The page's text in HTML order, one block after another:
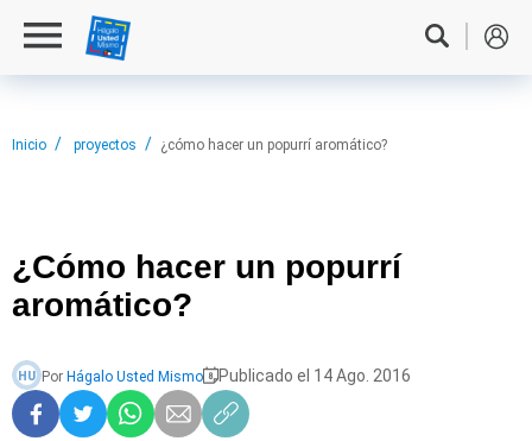
Inicio proyectos ¿cómo hacer un popurrí aromático?
¿Cómo hacer un popurrí
aromático?
HU Por Hágalo Usted Mismo Publicado el 14 Ago. 2016